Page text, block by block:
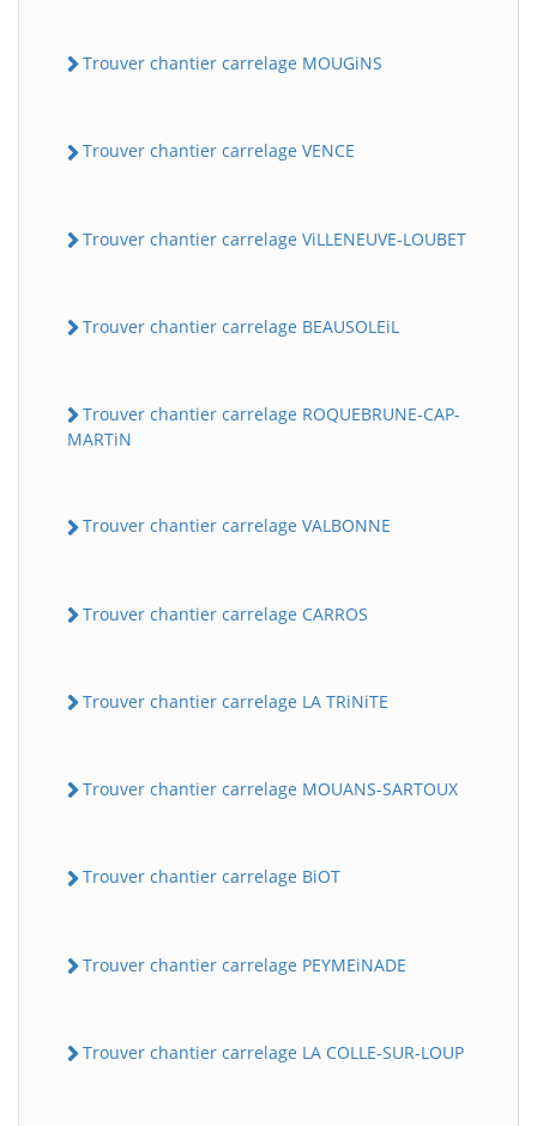
Trouver chantier carrelage MOUGiNS
Trouver chantier carrelage VENCE
Trouver chantier carrelage ViLLENEUVE-LOUBET
Trouver chantier carrelage BEAUSOLEiL
Trouver chantier carrelage ROQUEBRUNE-CAP-
MARTiN
Trouver chantier carrelage VALBONNE
Trouver chantier carrelage CARROS
Trouver chantier carrelage LA TRiNiTE
Trouver chantier carrelage MOUANS-SARTOUX
Trouver chantier carrelage BiOT
Trouver chantier carrelage PEYMEiNADE
Trouver chantier carrelage LA COLLE-SUR-LOUP